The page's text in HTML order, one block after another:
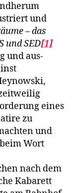
und
– das
und SED[1]
und aus­
eines
zu
und
Wort
nach dem
Kabarett